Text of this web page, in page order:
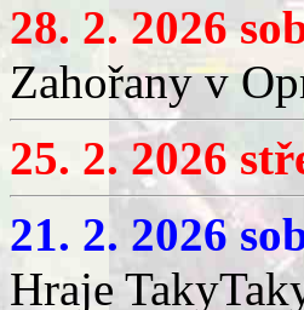
28. 2. 2026
Zahořany v
25. 2. 2026
21. 2. 2026
Hraje